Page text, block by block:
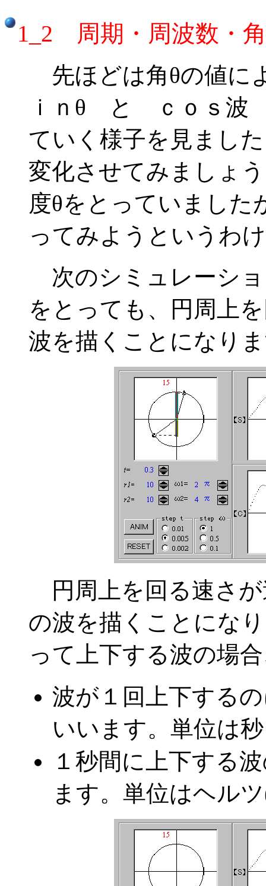
1_2 周期・周波数・
先ほどは角θの値に
ｉｎθ と ｃｏｓ波
ていく様子を見まし
変化させてみましょ
度θをとっていました
ってみようというわ
次のシミュレーシ
をとっても、円周上
波を描くことになり
円周上を回る速さ
の波を描くことにな
って上下する波の場
波が１回上下する
いいます。単位は
１秒間に上下する
ます。単位はヘル